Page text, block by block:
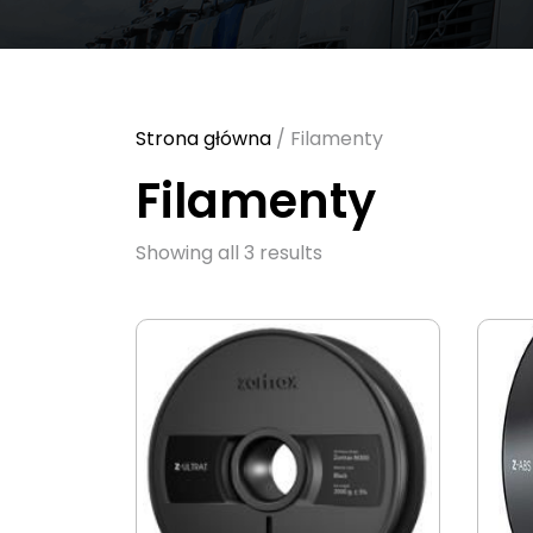
Strona główna / Filamenty
Filamenty
Showing all 3 results